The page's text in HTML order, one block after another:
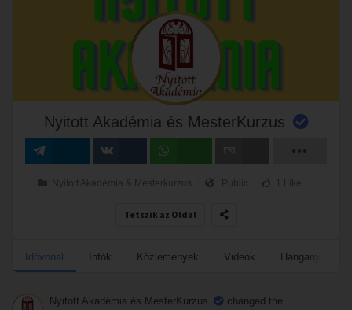
Nyitott Akadémia és MesterKurzus
Nyitott Akadémia & Mesterkurzus Public 1 Like
Tetszik az Oldal
Idővonal Infók Közlemények Videók Hanganyagok
Nyitott Akadémia és MesterKurzus
changed the